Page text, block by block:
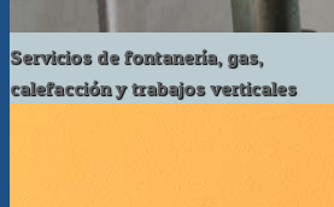
Servicios de fontanería, gas,
calefacción y trabajos verticales